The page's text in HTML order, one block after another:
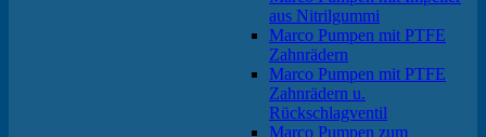
aus Nitrilgummi
Marco Pumpen mit PTFE
Zahnrädern
Marco Pumpen mit PTFE
Zahnrädern u.
Rückschlagventil
Marco Pumpen zum